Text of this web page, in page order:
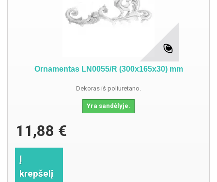
Ornamentas LN0055/R (300x165x30) mm
Dekoras iš poliuretano.
Yra sandėlyje.
11,88 €
Į
krepšelį